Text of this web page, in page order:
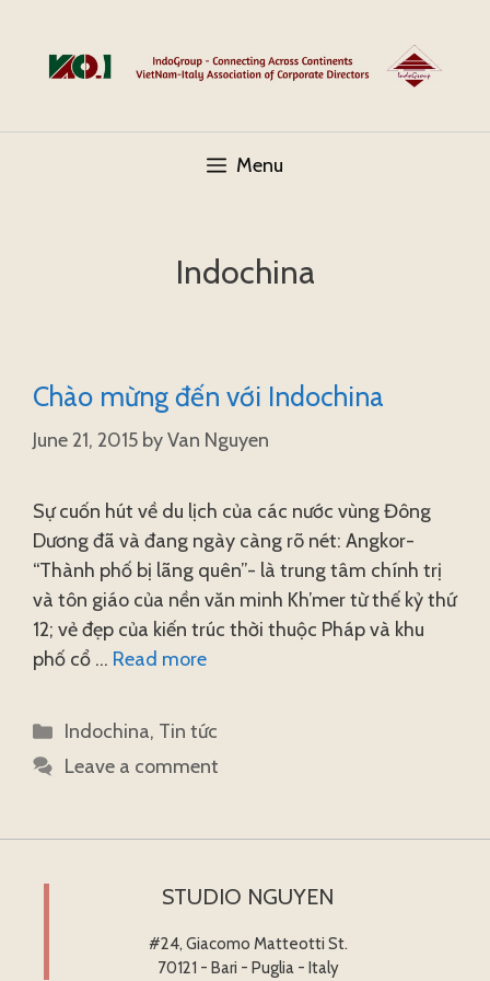
content
Menu
Indochina
Chào mừng đến với Indochina
June 21, 2015 byVan Nguyen
Sự cuốn hút về du lịch của các nước vùng Đông
Dương đã và đang ngày càng rõ nét: Angkor-
“Thành phố bị lãng quên”- là trung tâm chính trị
và tôn giáo của nền văn minh Kh’mer từ thế kỷ thứ
12; vẻ đẹp của kiến trúc thời thuộc Pháp và khu
phố cổ … Read more
Categories
Indochina, Tin tức
Leave a comment
STUDIO NGUYEN
#24, Giacomo Matteotti St.
70121 - Bari - Puglia - Italy